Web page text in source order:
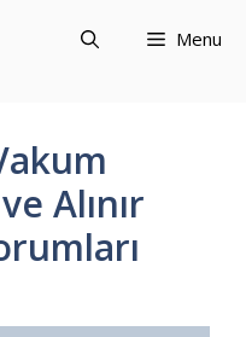
Menu
Alınır